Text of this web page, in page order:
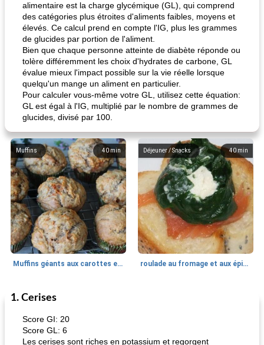
alimentaire est la charge glycémique (GL), qui comprend
des catégories plus étroites d'aliments faibles, moyens et
élevés. Ce calcul prend en compte l'IG, plus les grammes
de glucides par portion de l'aliment.
Bien que chaque personne atteinte de diabète réponde ou
tolère différemment les choix d'hydrates de carbone, GL
évalue mieux l'impact possible sur la vie réelle lorsque
quelqu'un mange un aliment en particulier.
Pour calculer vous-même votre GL, utilisez cette équation:
GL est égal à l'IG, multiplié par le nombre de grammes de
glucides, divisé par 100.
40 min
Muffins
Muffins géants aux carottes et à la banane de Nif
40 min
Déjeuner / Snacks
roulade au fromage et aux épinards
Marques de confiance: recettes et
1. Cerises
Score GI: 20
Score GL: 6
Les cerises sont riches en potassium et regorgent